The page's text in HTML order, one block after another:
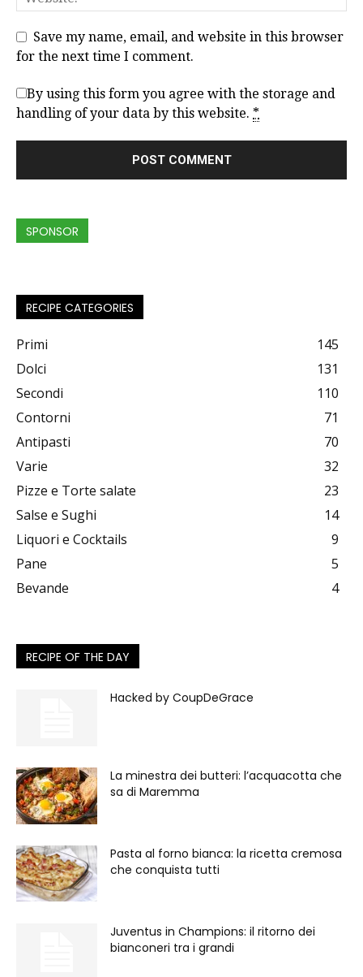
Save my name, email, and website in this browser
for the next time I comment.
By using this form you agree with the storage and
handling of your data by this website. *
SPONSOR
RECIPE CATEGORIES
Primi
145
Dolci
131
Secondi
110
Contorni
71
Antipasti
70
Varie
32
Pizze e Torte salate
23
Salse e Sughi
14
Liquori e Cocktails
9
Pane
5
Bevande
4
RECIPE OF THE DAY
Hacked by CoupDeGrace
La minestra dei butteri: l’acquacotta che
sa di Maremma
Pasta al forno bianca: la ricetta cremosa
che conquista tutti
Juventus in Champions: il ritorno dei
bianconeri tra i grandi